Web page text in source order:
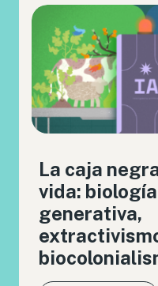
La caja
vida: biología
generativa,